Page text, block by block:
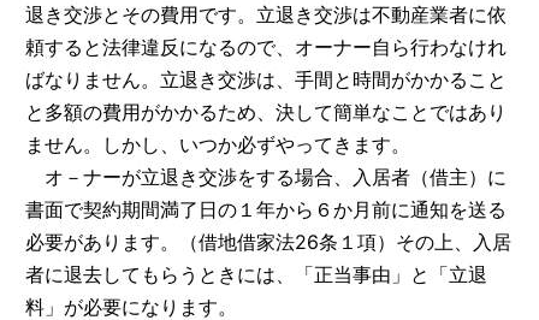
退き交渉とその費用です。立退き交渉は不動産業者に依
頼すると法律違反になるので、オーナー自ら行わなけれ
ばなりません。立退き交渉は、手間と時間がかかること
と多額の費用がかかるため、決して簡単なことではあり
ません。しかし、いつか必ずやってきます。
オ－ナーが立退き交渉をする場合、入居者（借主）に
書面で契約期間満了日の１年から６か月前に通知を送る
必要があります。（借地借家法26条１項）その上、入居
者に退去してもらうときには、「正当事由」と「立退
料」が必要になります。